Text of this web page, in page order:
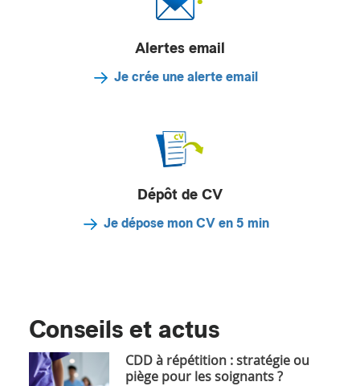
Alertes email
Je crée une alerte email
Dépôt de CV
Je dépose mon CV en 5 min
Conseils et actus
CDD à répétition : stratégie ou
piège pour les soignants ?